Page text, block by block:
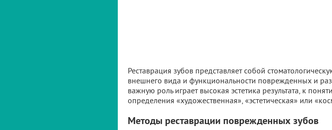
Реставрация зубов представляет собой
внешнего вида и функциональности поврежденных и
важную роль играет высокая эстетика результата, к
определения «художественная», «эстетическая» или
Методы реставрации поврежденных зубов